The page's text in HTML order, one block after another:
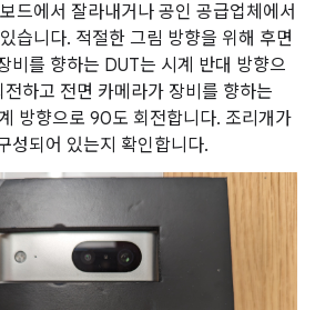
드에서 잘라내거나 공인 공급업체에서
습니다. 적절한 그림 방향을 위해 후면
비를 향하는 DUT는 시계 반대 방향으
하고 전면 카메라가 장비를 향하는
방향으로 90도 회전합니다. 조리개가
성되어 있는지 확인합니다.